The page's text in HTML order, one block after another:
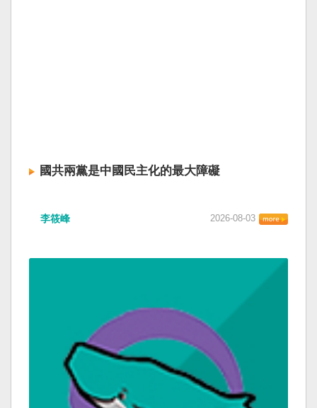
國共兩黨是中國民主化的最大障礙
李筱峰 2026-08-03